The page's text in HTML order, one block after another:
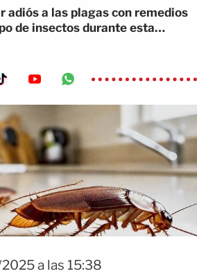
adiós a las plagas con remedios
de insectos durante esta
a las 15:38